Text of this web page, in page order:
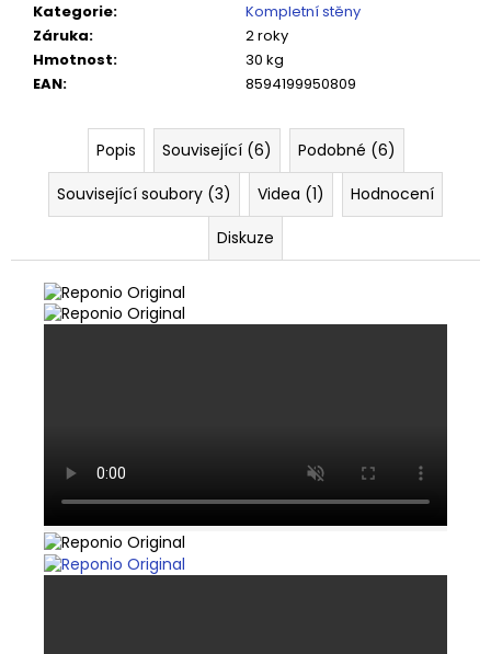
Kategorie:
Kompletní stěny
Záruka:
2 roky
Hmotnost:
30 kg
EAN: 8594199950809
Popis Související (6)
Podobné (6)
Související soubory (3)
Videa (1)
Hodnocení
Diskuze